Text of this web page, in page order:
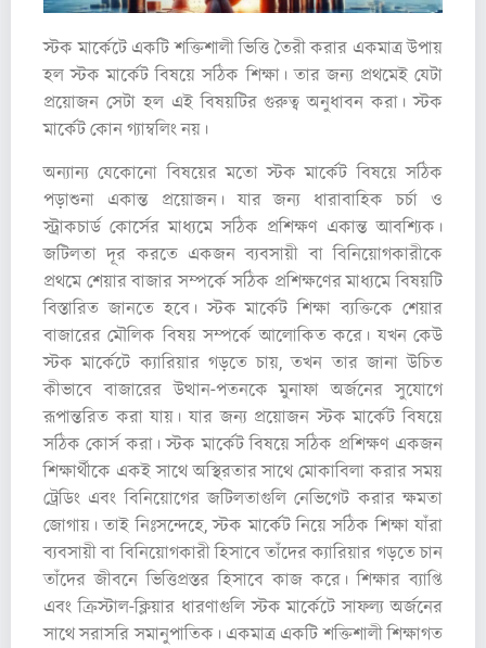
স্টক মার্কেটে একটি শক্তিশালী ভিত্তি তৈরী করার একমাত্র উপায়
হল স্টক মার্কেট বিষয়ে সঠিক শিক্ষা। তার জন্য প্রথমেই যেটা
প্রয়োজন সেটা হল এই বিষয়টির গুরুত্ব অনুধাবন করা। স্টক
মার্কেট কোন গ্যাম্বলিং নয়।
অন্যান্য যেকোনো বিষয়ের মতো স্টক মার্কেট বিষয়ে সঠিক
পড়াশুনা একান্ত প্রয়োজন। যার জন্য ধারাবাহিক চর্চা ও
স্ট্রাকচার্ড কোর্সের মাধ্যমে সঠিক প্রশিক্ষণ একান্ত আবশ্যিক।
জটিলতা দূর করতে একজন ব্যবসায়ী বা বিনিয়োগকারীকে
প্রথমে শেয়ার বাজার সম্পর্কে সঠিক প্রশিক্ষণের মাধ্যমে বিষয়টি
বিস্তারিত জানতে হবে। স্টক মার্কেট শিক্ষা ব্যক্তিকে শেয়ার
বাজারের মৌলিক বিষয় সম্পর্কে আলোকিত করে। যখন কেউ
স্টক মার্কেটে ক্যারিয়ার গড়তে চায়, তখন তার জানা উচিত
কীভাবে বাজারের উত্থান-পতনকে মুনাফা অর্জনের সুযোগে
রূপান্তরিত করা যায়। যার জন্য প্রয়োজন স্টক মার্কেট বিষয়ে
সঠিক কোর্স করা। স্টক মার্কেট বিষয়ে সঠিক প্রশিক্ষণ একজন
শিক্ষার্থীকে একই সাথে অস্থিরতার সাথে মোকাবিলা করার সময়
ট্রেডিং এবং বিনিয়োগের জটিলতাগুলি নেভিগেট করার ক্ষমতা
জোগায়। তাই নিঃসন্দেহে, স্টক মার্কেট নিয়ে সঠিক শিক্ষা যাঁরা
ব্যবসায়ী বা বিনিয়োগকারী হিসাবে তাঁদের ক্যারিয়ার গড়তে চান
তাঁদের জীবনে ভিত্তিপ্রস্তর হিসাবে কাজ করে। শিক্ষার ব্যাপ্তি
এবং ক্রিস্টাল-ক্লিয়ার ধারণাগুলি স্টক মার্কেটে সাফল্য অর্জনের
সাথে সরাসরি সমানুপাতিক। একমাত্র একটি শক্তিশালী শিক্ষাগত